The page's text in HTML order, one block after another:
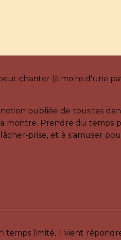
chanter (à moins d'une
oubliée de tous.tes
Prendre du temps
prise, et à s'amuser
temps limité, il vient